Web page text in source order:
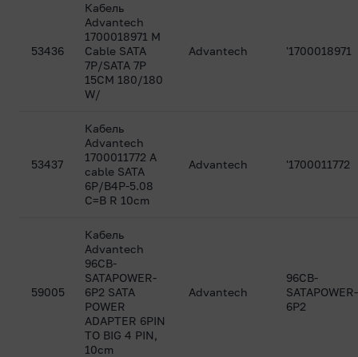
53436
Кабель
Advantech
1700018971 M
Cable SATA
7P/SATA 7P
15CM 180/180
W/
Advantech '1700018971
53437
Кабель
Advantech
1700011772 A
cable SATA
6P/B4P-5.08
C=B R 10cm
Advantech '1700011772
59005
Кабель
Advantech
96CB-
SATAPOWER-
6P2 SATA
POWER
ADAPTER 6PIN
TO BIG 4 PIN,
10cm
Advantech
96CB-
SATAPOWER-
6P2